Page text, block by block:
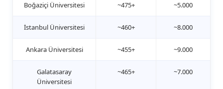
Boğaziçi Üniversitesi ~475+ ~5.000
İstanbul Üniversitesi ~460+ ~8.000
Ankara Üniversitesi ~455+ ~9.000
Galatasaray
Üniversitesi
~465+ ~7.000